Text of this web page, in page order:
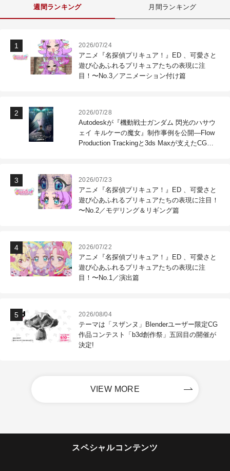
週間ランキング 月間ランキング
2026/07/24
アニメ『名探偵プリキュア！』ED 、可愛さと
遊び心あふれるプリキュアたちの表現に注
目！〜No.3／アニメーション付け篇
2026/07/28
Autodeskが『機動戦士ガンダム 閃光のハサウ
ェイ キルケーの魔女』制作事例を公開―Flow
Production Trackingと3ds Maxが支えたCG制
2026/07/23
アニメ『名探偵プリキュア！』ED 、可愛さと
遊び心あふれるプリキュアたちの表現に注目！
〜No.2／モデリング＆リギング篇
2026/07/22
アニメ『名探偵プリキュア！』ED 、可愛さと
遊び心あふれるプリキュアたちの表現に注
目！〜No.1／演出篇
2026/08/04
テーマは「スザンヌ」Blenderユーザー限定CG
作品コンテスト「b3d創作祭」五回目の開催が
決定!
VIEW MORE
スペシャルコンテンツ